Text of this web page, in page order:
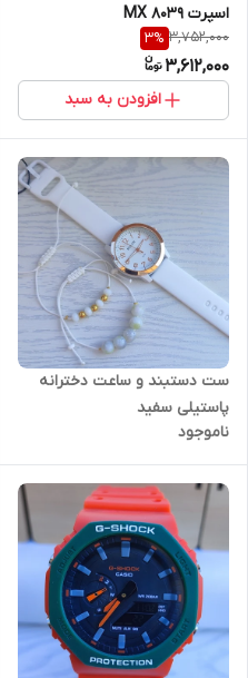
اسپرت MX 8039
3,752,000
3%
3,612,000
افزودن به سبد
ست دستبند و ساعت دخترانه
پاستیلی سفید
ناموجود